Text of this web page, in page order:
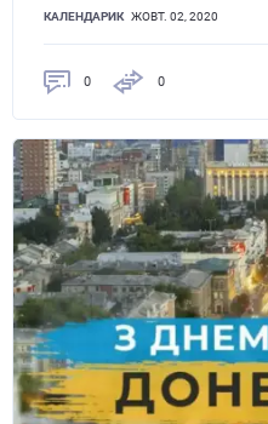
КАЛЕНДАРИК ЖОВТ. 02, 2020
0 0